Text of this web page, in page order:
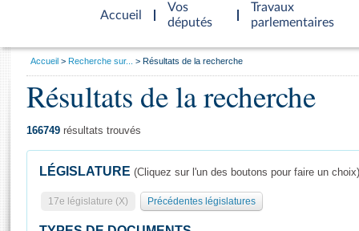
Accueil
d'accueil
Vos
députés
Travaux
parlementaires
Général
Vous
Accueil Recherche sur... Résultats de la recherche
Résultats de la recherche
166749 résultats trouvés
LÉGISLATURE (Cliquez sur l'un des boutons pour faire un choix)
17e législature (X) Précédentes législatures